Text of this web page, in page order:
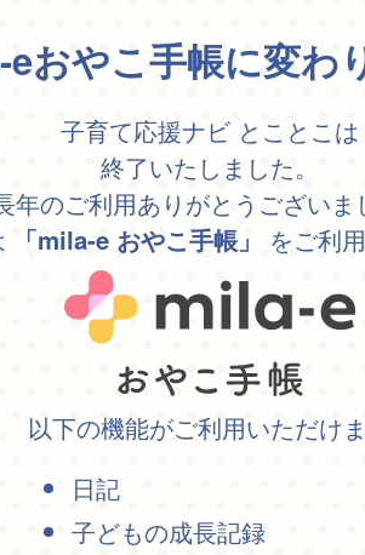
おやこ手帳に変わ
子育て応援ナビ とことこは
終了いたしました。
年のご利用ありがとうございま
「mila-e おやこ手帳」 をご利
以下の機能がご利用いただけ
日記
子どもの成長記録